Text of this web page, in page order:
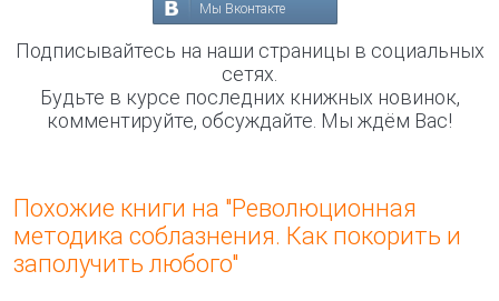
Мы Вконтакте
Подписывайтесь на наши страницы в социальных
сетях.
Будьте в курсе последних книжных новинок,
комментируйте, обсуждайте. Мы ждём Вас!
Похожие книги на "Революционная
методика соблазнения. Как покорить и
заполучить любого"